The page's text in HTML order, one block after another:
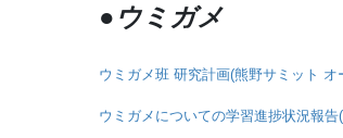
●ウミガメ
ウミガメ班 研究計画(熊野サミット
ウミガメについての学習進捗状況報